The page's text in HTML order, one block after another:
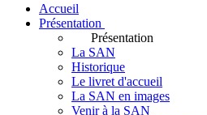
Accueil
Présentation
Présentation
La SAN
Historique
Le livret d'accueil
La SAN en images
Venir à la SAN